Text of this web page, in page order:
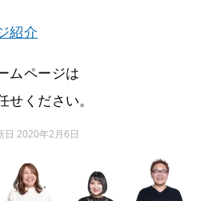
紹介
ムページは
せください。
日 2020年2月6日